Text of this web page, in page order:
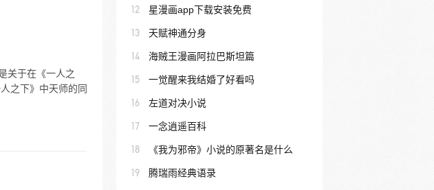
关于在《一人之
之下》中天师的同
12 星漫画app下载安装免费
13 天赋神通分身
14 海贼王漫画阿拉巴斯坦篇
15 一觉醒来我结婚了好看吗
16 左道对决小说
17 一念逍遥百科
18 《我为邪帝》小说的原著名是什么
19 腾瑞雨经典语录